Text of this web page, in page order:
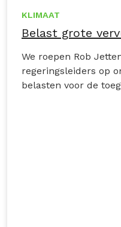
KLIMAAT
Belast grote
We roepen Rob
regeringsleiders op
belasten voor de